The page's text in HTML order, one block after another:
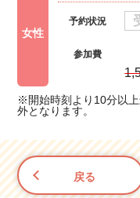
女性
予約状況
参加費
※開始時刻より10分以
外となります。
戻る